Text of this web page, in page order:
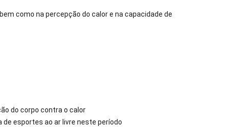
como na percepção do calor e na capacidade de
do corpo contra o calor
esportes ao ar livre neste período